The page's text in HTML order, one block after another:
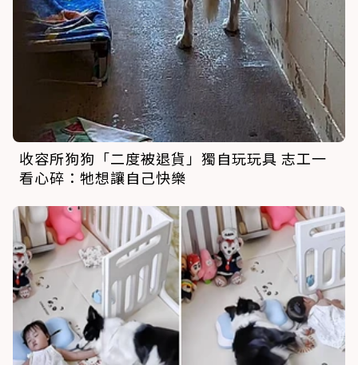
收容所狗狗「二度被退貨」獨自玩玩具 志工一
看心碎：牠想讓自己快樂